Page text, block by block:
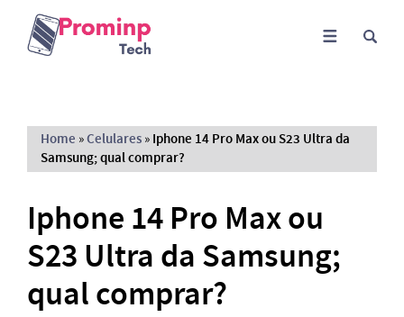
Home »Celulares » Iphone 14 Pro Max ou S23 Ultra da
Samsung; qual comprar?
Iphone 14 Pro Max ou
S23 Ultra da Samsung;
qual comprar?